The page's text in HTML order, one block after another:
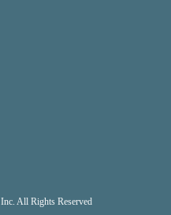
Inc. All Rights Reserved